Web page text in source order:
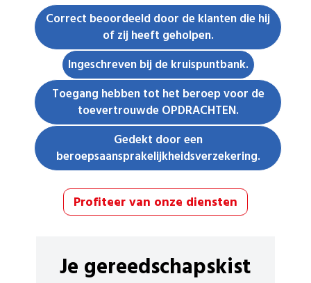
Correct beoordeeld door de klanten die hij
of zij heeft geholpen.
Ingeschreven bij de kruispuntbank.
Toegang hebben tot het beroep voor de
toevertrouwde OPDRACHTEN.
Gedekt door een
beroepsaansprakelijkheidsverzekering.
Profiteer van onze diensten
Je gereedschapskist